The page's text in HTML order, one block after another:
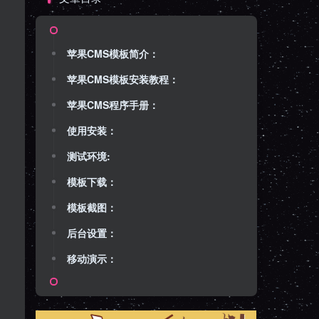
苹果CMS模板简介：
苹果CMS模板安装教程：
苹果CMS程序手册：
使用安装：
测试环境:
模板下载：
模板截图：
后台设置：
移动演示：